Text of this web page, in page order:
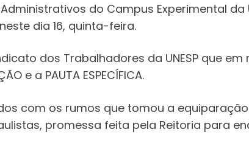
do Campus Experimental da
dia 16, quinta-feira.
dos Trabalhadores da UNESP que
e a PAUTA ESPECÍFICA.
com os rumos que tomou a
promessa feita pela Reitoria para